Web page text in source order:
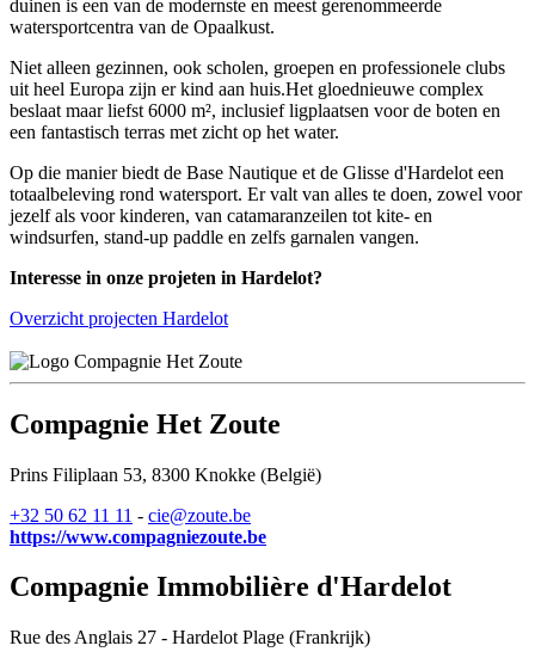
duinen is een van de modernste en meest gerenommeerde
watersportcentra van de Opaalkust.
Niet alleen gezinnen, ook scholen, groepen en professionele clubs
uit heel Europa zijn er kind aan huis.Het gloednieuwe complex
beslaat maar liefst 6000 m², inclusief ligplaatsen voor de boten en
een fantastisch terras met zicht op het water.
Op die manier biedt de Base Nautique et de Glisse d'Hardelot een
totaalbeleving rond watersport. Er valt van alles te doen, zowel voor
jezelf als voor kinderen, van catamaranzeilen tot kite- en
windsurfen, stand-up paddle en zelfs garnalen vangen.
Interesse in onze projeten in Hardelot?
Overzicht projecten Hardelot
Compagnie Het Zoute
Prins Filiplaan 53, 8300 Knokke (België)
+32 50 62 11 11 - cie@zoute.be
https://www.compagniezoute.be
Compagnie Immobilière d'Hardelot
Rue des Anglais 27 - Hardelot Plage (Frankrijk)